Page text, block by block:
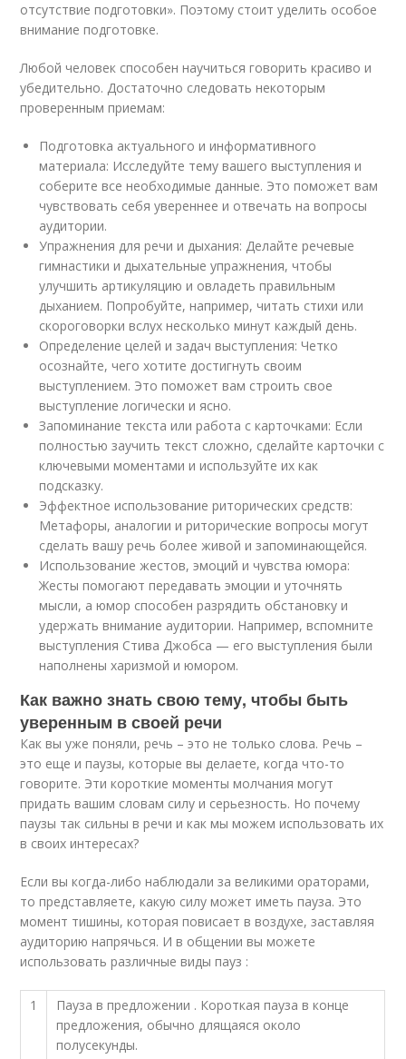
отсутствие подготовки». Поэтому стоит уделить особое
внимание подготовке.
Любой человек способен научиться говорить красиво и
убедительно. Достаточно следовать некоторым
проверенным приемам:
Подготовка актуального и информативного
материала: Исследуйте тему вашего выступления и
соберите все необходимые данные. Это поможет вам
чувствовать себя увереннее и отвечать на вопросы
аудитории.
Упражнения для речи и дыхания: Делайте речевые
гимнастики и дыхательные упражнения, чтобы
улучшить артикуляцию и овладеть правильным
дыханием. Попробуйте, например, читать стихи или
скороговорки вслух несколько минут каждый день.
Определение целей и задач выступления: Четко
осознайте, чего хотите достигнуть своим
выступлением. Это поможет вам строить свое
выступление логически и ясно.
Запоминание текста или работа с карточками: Если
полностью заучить текст сложно, сделайте карточки с
ключевыми моментами и используйте их как
подсказку.
Эффектное использование риторических средств:
Метафоры, аналогии и риторические вопросы могут
сделать вашу речь более живой и запоминающейся.
Использование жестов, эмоций и чувства юмора:
Жесты помогают передавать эмоции и уточнять
мысли, а юмор способен разрядить обстановку и
удержать внимание аудитории. Например, вспомните
выступления Стива Джобса — его выступления были
наполнены харизмой и юмором.
Как важно знать свою тему, чтобы быть
уверенным в своей речи
Как вы уже поняли, речь – это не только слова. Речь –
это еще и паузы, которые вы делаете, когда что-то
говорите. Эти короткие моменты молчания могут
придать вашим словам силу и серьезность. Но почему
паузы так сильны в речи и как мы можем использовать их
в своих интересах?
Если вы когда-либо наблюдали за великими ораторами,
то представляете, какую силу может иметь пауза. Это
момент тишины, которая повисает в воздухе, заставляя
аудиторию напрячься. И в общении вы можете
использовать различные виды пауз :
1
Пауза в предложении . Короткая пауза в конце
предложения, обычно длящаяся около
полусекунды.